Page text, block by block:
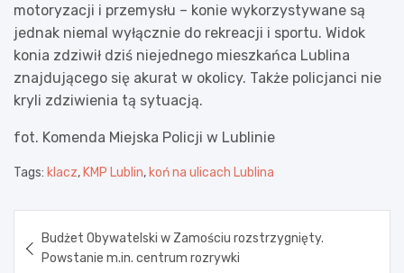
motoryzacji i przemysłu – konie wykorzystywane są
jednak niemal wyłącznie do rekreacji i sportu. Widok
konia zdziwił dziś niejednego mieszkańca Lublina
znajdującego się akurat w okolicy. Także policjanci nie
kryli zdziwienia tą sytuacją.
fot. Komenda Miejska Policji w Lublinie
Tags: klacz, KMP Lublin, koń na ulicach Lublina
wpisu
Budżet Obywatelski w Zamościu rozstrzygnięty.
Powstanie m.in. centrum rozrywki